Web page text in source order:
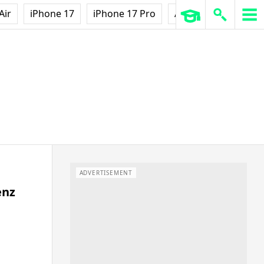
iPhone 17 iPhone 17 Pro AirPods Pro 3
ADVERTISEMENT